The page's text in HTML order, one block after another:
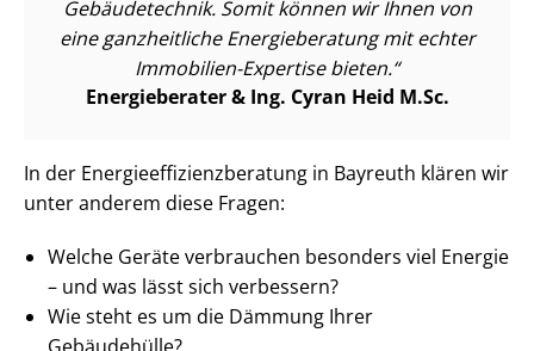
Gebäudetechnik. Somit können wir Ihnen von
eine ganzheitliche Energieberatung mit echter
Immobilien-Expertise bieten.
Energieberater & Ing. Cyran Heid M.Sc.
In der En­er­gie­ef­fi­zi­enz­be­ra­tung in Bayreuth klären wir
unter anderem diese Fragen:
Welche Geräte verbrauchen besonders viel Energie
– und was lässt sich verbessern?
Wie steht es um die Dämmung Ihrer